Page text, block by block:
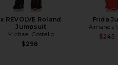
x REVOLVE Roland
Jumpsuit
Michael Costello
$298
Frida
Amanda
$245